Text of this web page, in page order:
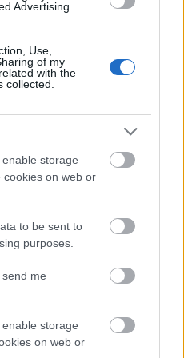
Advertising.
Use,
of my
with the
collected.
storage
cookies on web or
to be sent to
purposes.
me
storage
on web or
sido utilizados en ocho
52 puntos y una media
de mejores centrocampistas
Merino tiene un valor actual
bueno sale caro!
variadas. Guevara está
cuando Imanol da descanso
seis partidos, tres de ellos